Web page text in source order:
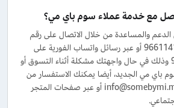
مع خدمة عملاء سوم باي مي؟
والمساعدة من خلال الاتصال على رقم
خدمة العملاء +966114114774 أو عبر رسائل واتساب الفورية على
الرقم +966509866658 وذلك في حال واجهتك مشكلة أثناء التسوق أو
مي الجديد، أيضا يمكنك الاستفسار من
خلال البريد الإلكتروني info@somebymi.me أو عبر صفحات المتجر